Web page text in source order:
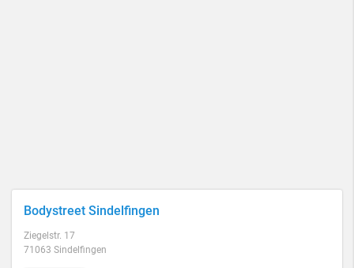
Bodystreet Sindelfingen
Ziegelstr. 17
71063 Sindelfingen